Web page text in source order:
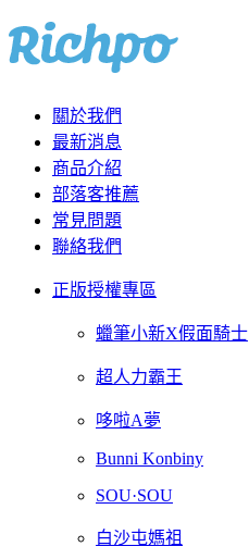
關於我們
最新消息
商品介紹
部落客推薦
常見問題
聯絡我們
正版授權專區
蠟筆小新X假面騎士
超人力霸王
哆啦A夢
Bunni Konbiny
SOU·SOU
白沙屯媽祖